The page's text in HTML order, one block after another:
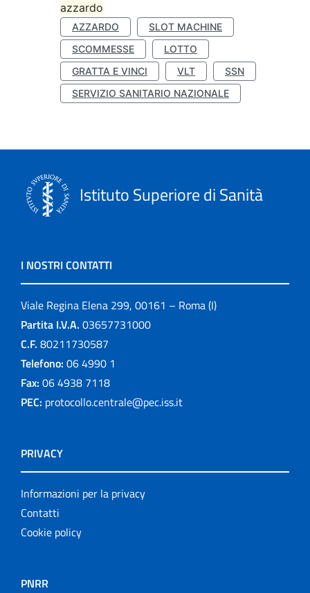
azzardo
AZZARDO
SLOT MACHINE
SCOMMESSE
LOTTO
GRATTA E VINCI
VLT
SSN
SERVIZIO SANITARIO NAZIONALE
Istituto Superiore di Sanità
I NOSTRI CONTATTI
Viale Regina Elena 299, 00161 – Roma (I)
Partita I.V.A. 03657731000
C.F. 80211730587
Telefono: 06 4990 1
Fax: 06 4938 7118
PEC: protocollo.centrale@pec.iss.it
PRIVACY
Informazioni per la privacy
Contatti
Cookie policy
PNRR